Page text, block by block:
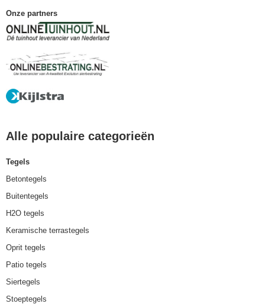
Onze partners
Alle populaire categorieën
Tegels
Betontegels
Buitentegels
H2O tegels
Keramische terrastegels
Oprit tegels
Patio tegels
Siertegels
Stoeptegels